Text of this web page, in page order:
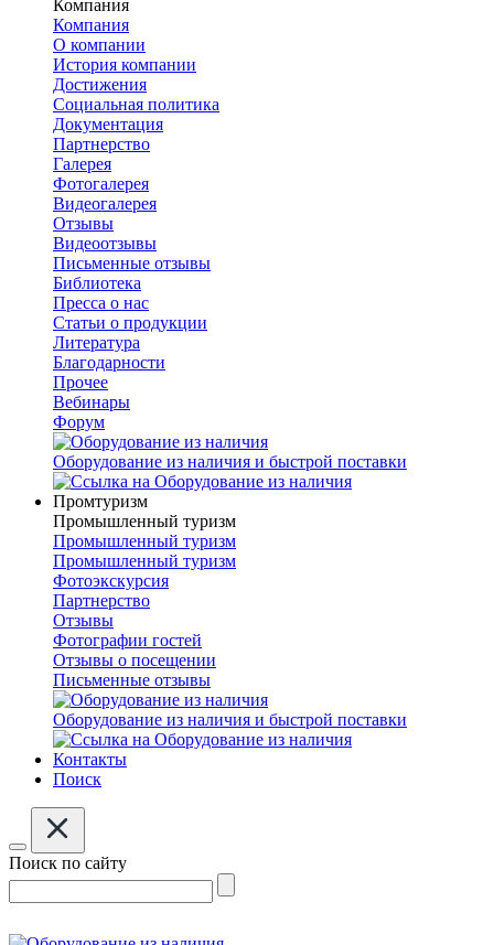
Компания
Компания
О компании
История компании
Достижения
Социальная политика
Документация
Партнерство
Галерея
Фотогалерея
Видеогалерея
Отзывы
Видеоотзывы
Письменные отзывы
Библиотека
Пресса о нас
Статьи о продукции
Литература
Благодарности
Прочее
Вебинары
Форум
Оборудование из наличия и быстрой поставки
Промтуризм
Промышленный туризм
Промышленный туризм
Промышленный туризм
Фотоэкскурсия
Партнерство
Отзывы
Фотографии гостей
Отзывы о посещении
Письменные отзывы
Оборудование из наличия и быстрой поставки
Контакты
Поиск
Поиск по сайту